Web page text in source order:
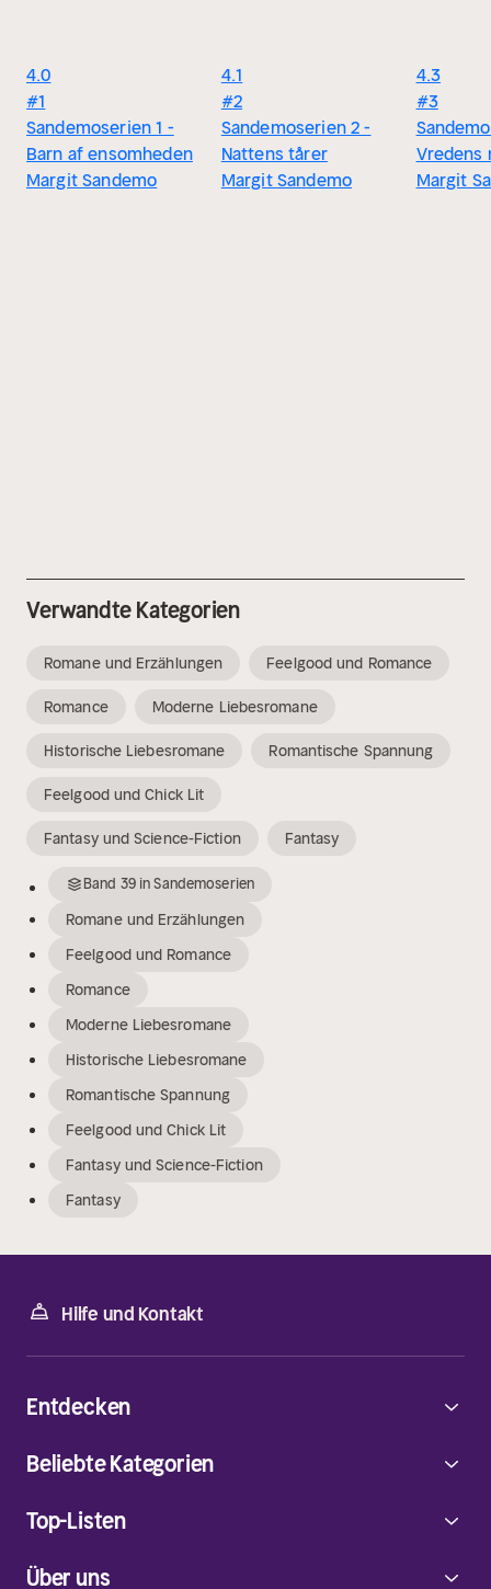
4.0
#1
Sandemoserien 1 -
Barn af ensomheden
Margit Sandemo
4.1
#2
Sandemoserien 2 -
Nattens tårer
Margit Sandemo
4.3
#3
Vredens
Margit
Verwandte Kategorien
Romane und Erzählungen Feelgood und Romance
Romance Moderne Liebesromane
Historische Liebesromane Romantische Spannung
Feelgood und Chick Lit
Fantasy und Science-Fiction Fantasy
Band 39inSandemoserien
Romane und Erzählungen
Feelgood und Romance
Romance
Moderne Liebesromane
Historische Liebesromane
Romantische Spannung
Feelgood und Chick Lit
Fantasy und Science-Fiction
Fantasy
Hilfe und Kontakt
Über uns
Entdecken
Beliebte Kategorien
Top-Listen